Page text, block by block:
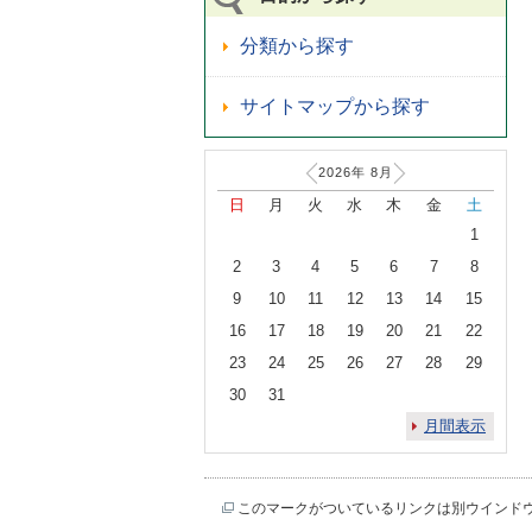
分類から探す
サイトマップから探す
2026年 8 月
日 月 火 水 木 金
土
1
2
3 4 5 6 7
8
9
10 11 12 13 14
15
16
17 18 19 20 21
22
23
24 25 26 27 28
29
30
31
月間表示
このマークがついているリンクは別ウインド